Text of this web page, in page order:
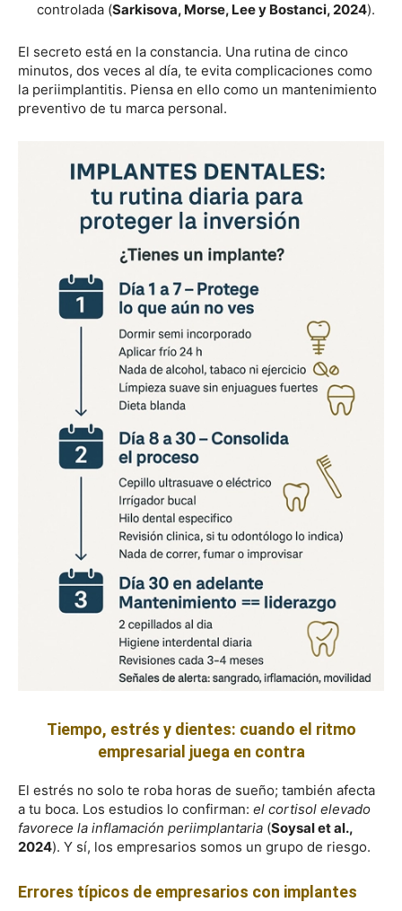
controlada (Sarkisova, Morse, Lee y Bostanci, 2024).
El secreto está en la constancia. Una rutina de cinco
minutos, dos veces al día, te evita complicaciones como
la periimplantitis. Piensa en ello como un mantenimiento
preventivo de tu marca personal.
Tiempo, estrés y dientes: cuando el ritmo
empresarial juega en contra
El estrés no solo te roba horas de sueño; también afecta
a tu boca. Los estudios lo confirman: el cortisol elevado
favorece la inflamación periimplantaria (Soysal et al.,
2024). Y sí, los empresarios somos un grupo de riesgo.
Errores típicos de empresarios con implantes